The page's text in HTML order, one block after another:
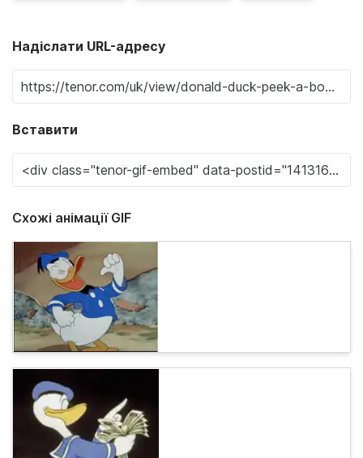
Надіслати URL-адресу
Вставити
Схожі анімації GIF